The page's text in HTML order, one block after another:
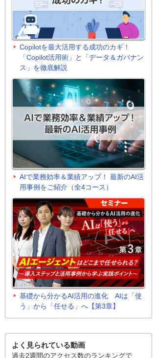
Copilotを最大活用する成功のカギ！
「Copilot活用術」と「データ＆ガバナン
ス」を徹底解説
AIで業務効率＆業績アップ！ 最新のAI活
用事例をご紹介（全4コース）
基礎から分かるAI活用の進化 AIは「使
う」から「任せる」へ【第3章】
よく見られている動画
過去2週間のアクセス数のランキングで